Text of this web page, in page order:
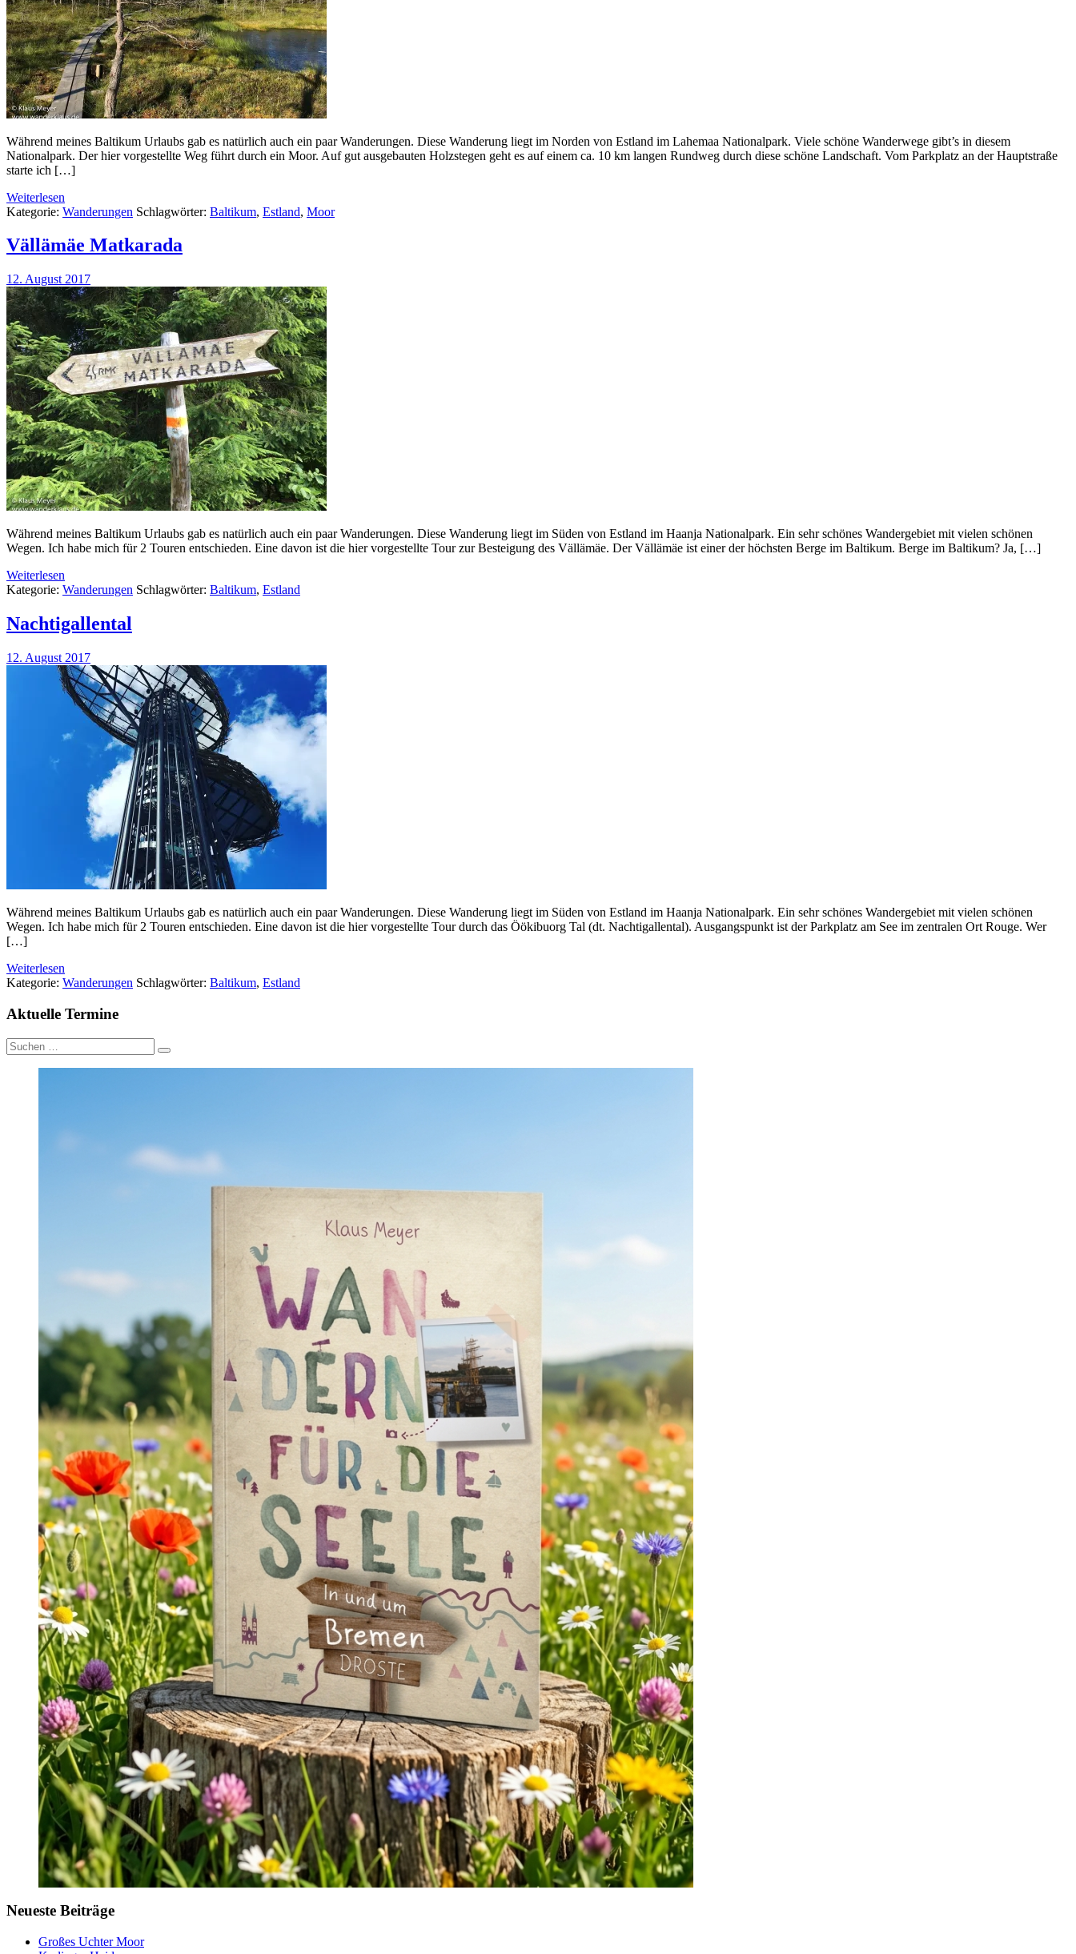
Während meines Baltikum Urlaubs gab es natürlich auch ein paar Wanderungen. Diese Wanderung liegt im Norden von Estland im Lahemaa Nationalpark. Viele schöne Wanderwege gibt’s in diesem
Nationalpark. Der hier vorgestellte Weg führt durch ein Moor. Auf gut ausgebauten Holzstegen geht es auf einem ca. 10 km langen Rundweg durch diese schöne Landschaft. Vom Parkplatz an der Hauptstraße
starte ich […]
Weiterlesen
Kategorie: Wanderungen Schlagwörter: Baltikum, Estland, Moor
Vällämäe Matkarada
12. August 2017
Während meines Baltikum Urlaubs gab es natürlich auch ein paar Wanderungen. Diese Wanderung liegt im Süden von Estland im Haanja Nationalpark. Ein sehr schönes Wandergebiet mit vielen schönen
Wegen. Ich habe mich für 2 Touren entschieden. Eine davon ist die hier vorgestellte Tour zur Besteigung des Vällämäe. Der Vällämäe ist einer der höchsten Berge im Baltikum. Berge im Baltikum? Ja, […]
Weiterlesen
Kategorie: Wanderungen Schlagwörter: Baltikum, Estland
Nachtigallental
12. August 2017
Während meines Baltikum Urlaubs gab es natürlich auch ein paar Wanderungen. Diese Wanderung liegt im Süden von Estland im Haanja Nationalpark. Ein sehr schönes Wandergebiet mit vielen schönen
Wegen. Ich habe mich für 2 Touren entschieden. Eine davon ist die hier vorgestellte Tour durch das Öökibuorg Tal (dt. Nachtigallental). Ausgangspunkt ist der Parkplatz am See im zentralen Ort Rouge. Wer
[…]
Weiterlesen
Kategorie: Wanderungen Schlagwörter: Baltikum, Estland
Aktuelle Termine
Suche
nach:
Neueste Beiträge
Großes Uchter Moor